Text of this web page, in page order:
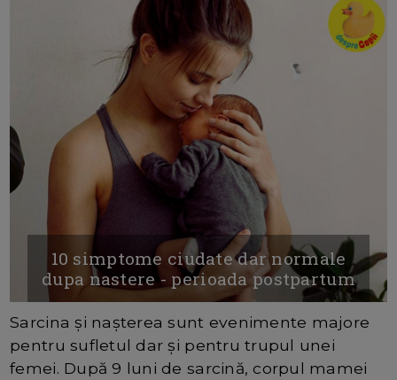
10 simptome ciudate dar normale
dupa nastere - perioada postpartum
Sarcina și nașterea sunt evenimente majore
pentru sufletul dar și pentru trupul unei
femei. După 9 luni de sarcină, corpul mamei